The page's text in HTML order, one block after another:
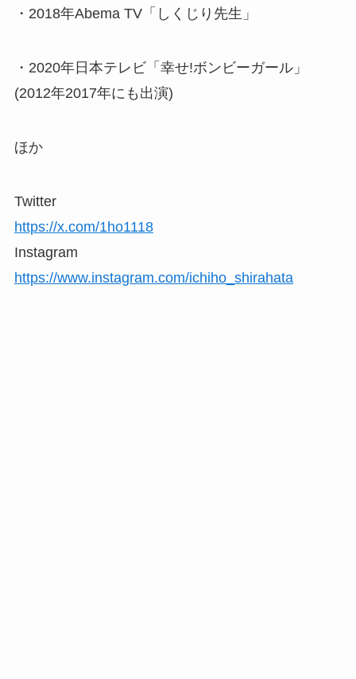
・2018年Abema TV「しくじり先生」
・2020年日本テレビ「幸せ!ボンビーガール」
(2012年2017年にも出演)
ほか
Twitter
https://x.com/1ho1118
Instagram
https://www.instagram.com/ichiho_shirahata